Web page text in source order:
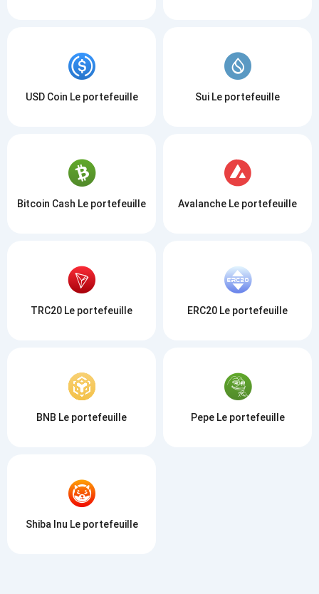
USD Coin Le portefeuille Sui Le portefeuille
Bitcoin Cash Le portefeuille Avalanche Le portefeuille
TRC20 Le portefeuille ERC20 Le portefeuille
BNB Le portefeuille Pepe Le portefeuille
Shiba Inu Le portefeuille